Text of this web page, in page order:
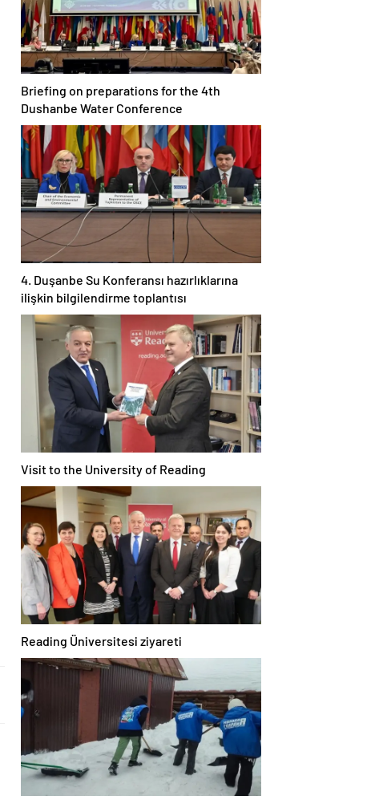
Briefing on preparations for the 4th
Dushanbe Water Conference
4. Duşanbe Su Konferansı hazırlıklarına
ilişkin bilgilendirme toplantısı
Visit to the University of Reading
Reading Üniversitesi ziyareti